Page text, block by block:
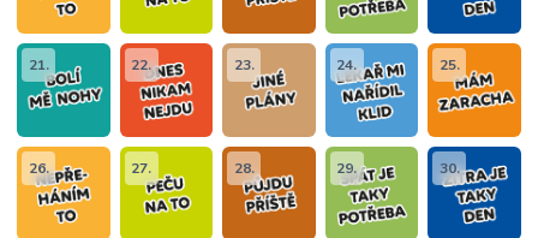
21. 22. 23. 24. 25.
26. 27. 28. 29. 30.